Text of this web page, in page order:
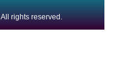
All rights reserved.